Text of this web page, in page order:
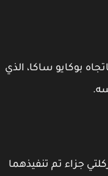
بوكايو ساكا، الذي
جزاء تم تنفيذهما